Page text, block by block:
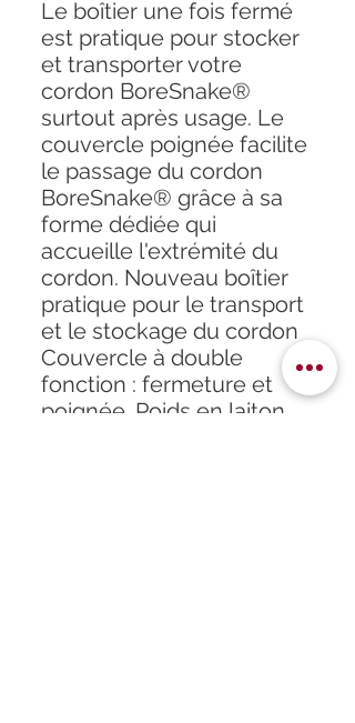
Le boîtier une fois fermé
est pratique pour stocker
et transporter votre
cordon BoreSnake®
surtout après usage. Le
couvercle poignée facilite
le passage du cordon
BoreSnake® grâce à sa
forme dédiée qui
accueille l'extrémité du
cordon. Nouveau boîtier
pratique pour le transport
et le stockage du cordon
Couvercle à double
fonction : fermeture et
poignée. Poids en laiton